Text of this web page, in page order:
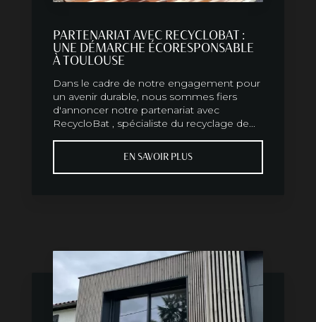
PARTENARIAT AVEC RECYCLOBAT :
UNE DÉMARCHE ÉCORESPONSABLE
À TOULOUSE
Dans le cadre de notre engagement pour
un avenir durable, nous sommes fiers
d'annoncer notre partenariat avec
RecycloBat , spécialiste du recyclage de...
EN SAVOIR PLUS